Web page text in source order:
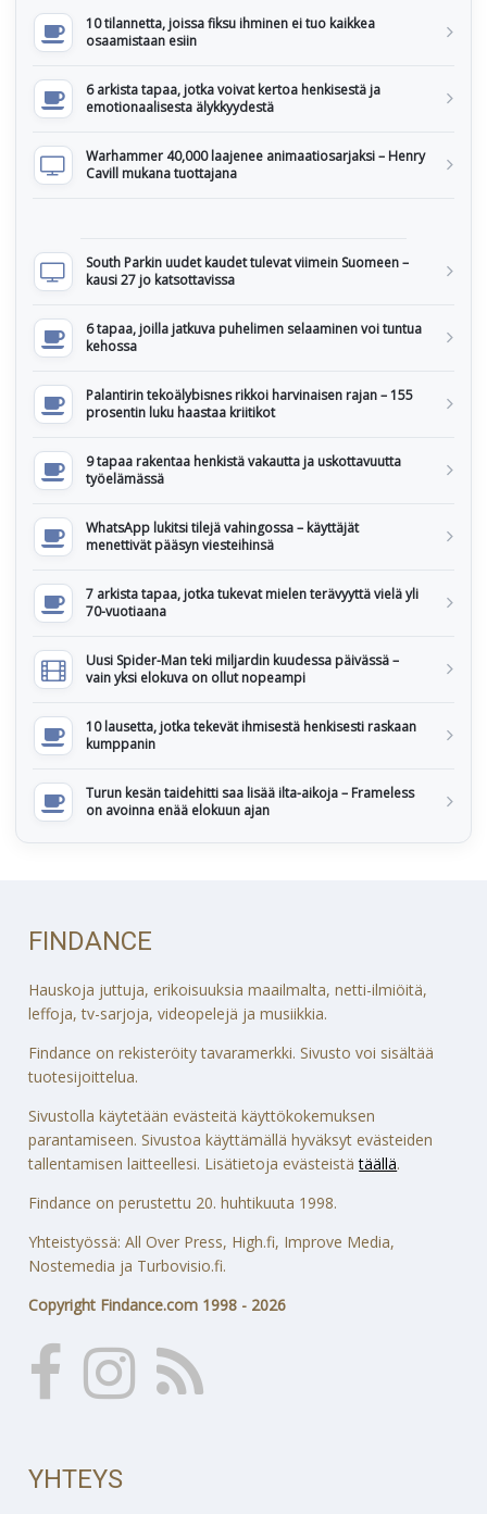
10 tilannetta, joissa fiksu ihminen ei tuo kaikkea
osaamistaan esiin
6 arkista tapaa, jotka voivat kertoa henkisestä ja
emotionaalisesta älykkyydestä
Warhammer 40,000 laajenee animaatiosarjaksi – Henry
Cavill mukana tuottajana
South Parkin uudet kaudet tulevat viimein Suomeen –
kausi 27 jo katsottavissa
6 tapaa, joilla jatkuva puhelimen selaaminen voi tuntua
kehossa
Palantirin tekoälybisnes rikkoi harvinaisen rajan – 155
prosentin luku haastaa kriitikot
9 tapaa rakentaa henkistä vakautta ja uskottavuutta
työelämässä
WhatsApp lukitsi tilejä vahingossa – käyttäjät
menettivät pääsyn viesteihinsä
7 arkista tapaa, jotka tukevat mielen terävyyttä vielä yli
70-vuotiaana
Uusi Spider-Man teki miljardin kuudessa päivässä –
vain yksi elokuva on ollut nopeampi
10 lausetta, jotka tekevät ihmisestä henkisesti raskaan
kumppanin
Turun kesän taidehitti saa lisää ilta-aikoja – Frameless
on avoinna enää elokuun ajan
FINDANCE
Hauskoja juttuja, erikoisuuksia maailmalta, netti-ilmiöitä,
leffoja, tv-sarjoja, videopelejä ja musiikkia.
Findance on rekisteröity tavaramerkki. Sivusto voi sisältää
tuotesijoittelua.
Sivustolla käytetään evästeitä käyttökokemuksen
parantamiseen. Sivustoa käyttämällä hyväksyt evästeiden
tallentamisen laitteellesi. Lisätietoja evästeistätäällä.
Findance on perustettu 20. huhtikuuta 1998.
Yhteistyössä: All Over Press, High.fi, Improve Media,
Nostemedia ja Turbovisio.fi.
Copyright Findance.com 1998 - 2026
YHTEYS